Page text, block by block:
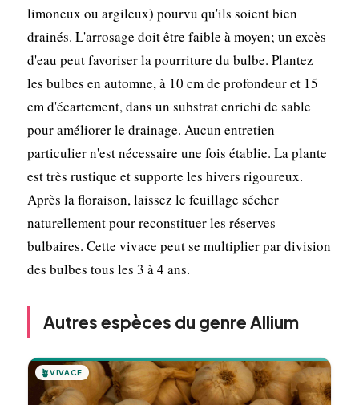
limoneux ou argileux) pourvu qu'ils soient bien
drainés. L'arrosage doit être faible à moyen; un excès
d'eau peut favoriser la pourriture du bulbe. Plantez
les bulbes en automne, à 10 cm de profondeur et 15
cm d'écartement, dans un substrat enrichi de sable
pour améliorer le drainage. Aucun entretien
particulier n'est nécessaire une fois établie. La plante
est très rustique et supporte les hivers rigoureux.
Après la floraison, laissez le feuillage sécher
naturellement pour reconstituer les réserves
bulbaires. Cette vivace peut se multiplier par division
des bulbes tous les 3 à 4 ans.
Autres espèces du genre Allium
🪴VIVACE